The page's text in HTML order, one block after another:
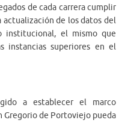
de cada carrera cumplir
de los datos del
institucional, el mismo que
instancias superiores en el
a establecer el marco
Gregorio de Portoviejo pueda